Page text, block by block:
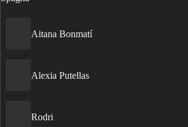
Aitana Bonmatí
Alexia Putellas
Rodri